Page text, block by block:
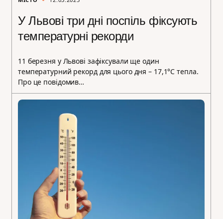
У Львові три дні поспіль фіксують
температурні рекорди
11 березня у Львові зафіксували ще один
температурний рекорд для цього дня – 17,1°С тепла.
Про це повідомив…